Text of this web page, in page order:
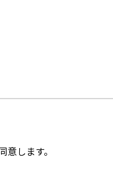
します。